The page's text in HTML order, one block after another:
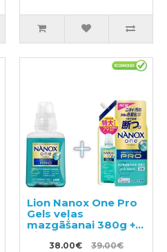
Lion Nanox One Pro
Gels veļas
mazgāšanai 380g +
pildviela 790g
38.00€ 39.00€